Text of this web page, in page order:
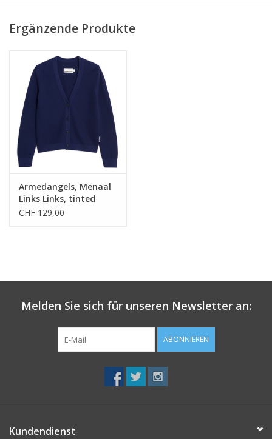
Ergänzende Produkte
Armedangels, Menaal
Links Links, tinted
navy, XS
CHF 129,00
Melden Sie sich für unseren Newsletter an:
ABONNIEREN
Kundendienst